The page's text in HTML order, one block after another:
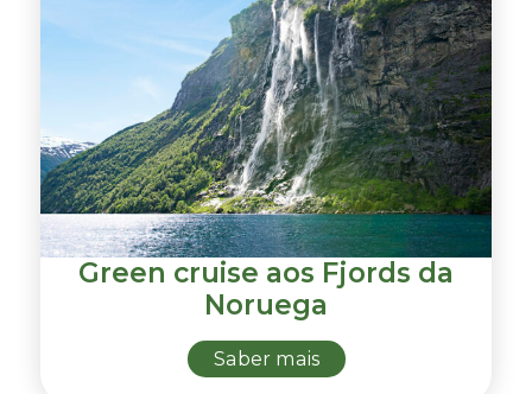
Green cruise aos Fjords da
Noruega
Saber mais